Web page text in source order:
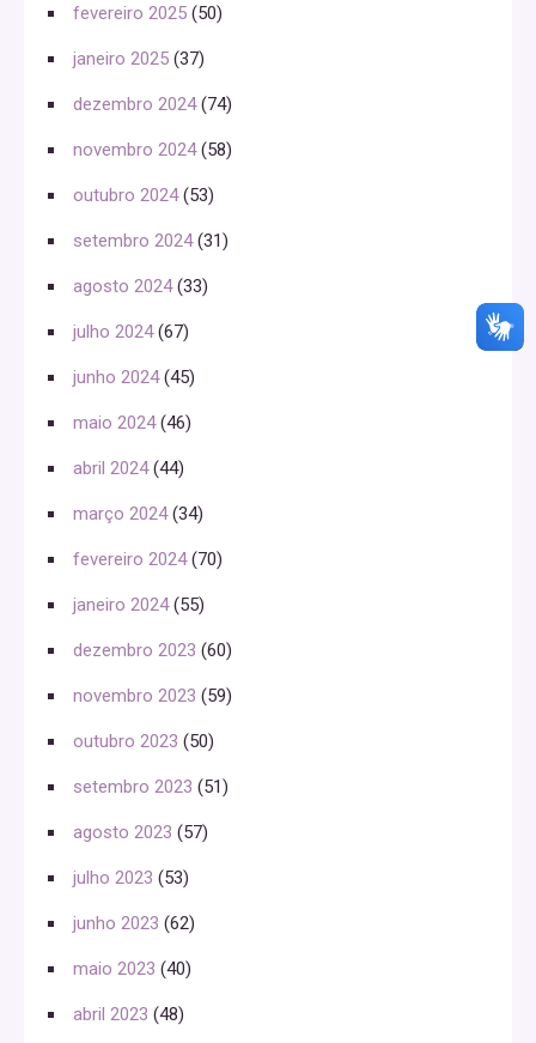
fevereiro 2025 (50)
janeiro 2025 (37)
dezembro 2024(74)
novembro 2024(58)
outubro 2024(53)
setembro 2024(31)
agosto 2024(33)
julho 2024(67)
junho 2024(45)
maio 2024(46)
abril 2024(44)
março 2024(34)
fevereiro 2024(70)
janeiro 2024(55)
dezembro 2023 (60)
novembro 2023 (59)
outubro 2023 (50)
setembro 2023 (51)
agosto 2023 (57)
julho 2023 (53)
junho 2023 (62)
maio 2023 (40)
abril 2023 (48)